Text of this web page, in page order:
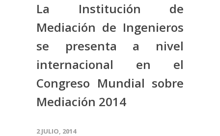
La Institución de
Mediación de Ingenieros
se presenta a nivel
internacional en el
Congreso Mundial sobre
Mediación 2014
2 JULIO, 2014